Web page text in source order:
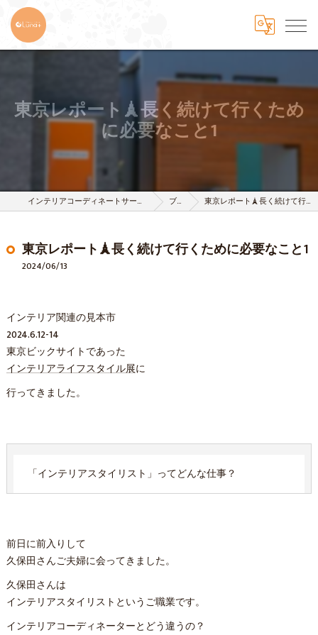
東京レポート🗼長く続けて行くため
に必要なこと1
インテリアコーディネートサービスは株式会社 樹-itsuki- ブログ 東京レポート🗼長く続けて行くために必要なこと1
東京レポート🗼長く続けて行くために必要なこと1
2024/06/13
インテリア関連の見本市
2024.6.12-14
東京ビックサイトであった
インテリアライフスタイル展に
行ってきました。
「インテリアスタイリスト」ってどんな仕事？
前日に前入りして
久保田さんご夫婦に会ってきました。
久保田さんは
インテリアスタイリストというご職業です。
インテリアコーディネーターとどう違うの？